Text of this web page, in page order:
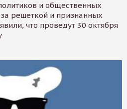
и общественных
решеткой и признанных
что проведут 30 октября